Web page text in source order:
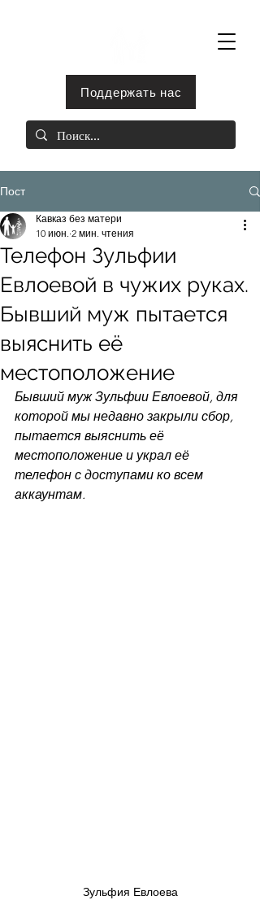
Поддержать нас
Пост
Телефон Зульфии
Евлоевой в чужих руках.
Бывший муж пытается
выяснить её
местоположение
Кавказ без матери
10 июн. 2 мин. чтения
Бывший муж Зульфии Евлоевой, для
которой мы недавно закрыли сбор,
пытается выяснить её
местоположение и украл её
телефон с доступами ко всем
аккаунтам.
Зульфия Евлоева